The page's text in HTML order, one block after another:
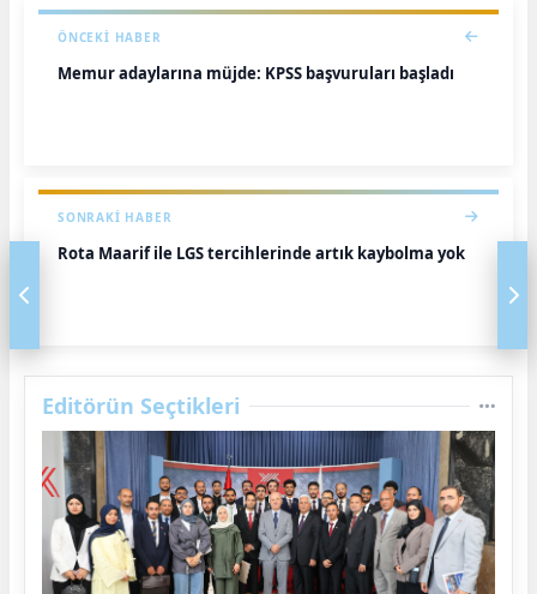
ÖNCEKI HABER
Memur adaylarına müjde: KPSS başvuruları başladı
SONRAKI HABER
Rota Maarif ile LGS tercihlerinde artık kaybolma yok
Editörün Seçtikleri